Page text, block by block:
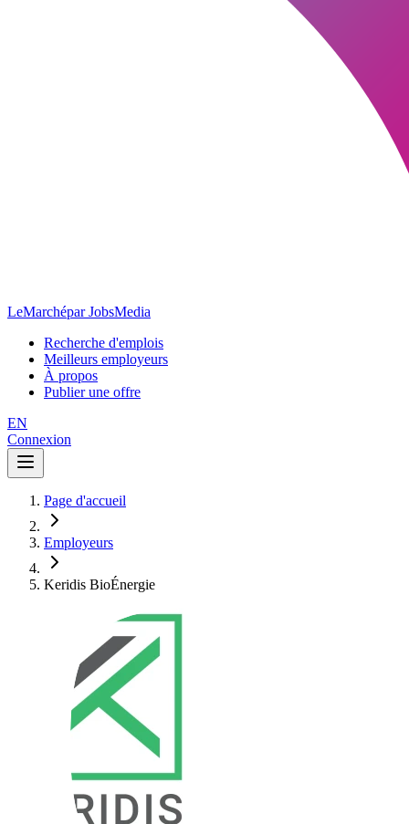
LeMarchépar JobsMedia
Recherche d'emplois
Meilleurs employeurs
À propos
Publier une offre
EN
Connexion
Page d'accueil
Employeurs
Keridis BioÉnergie